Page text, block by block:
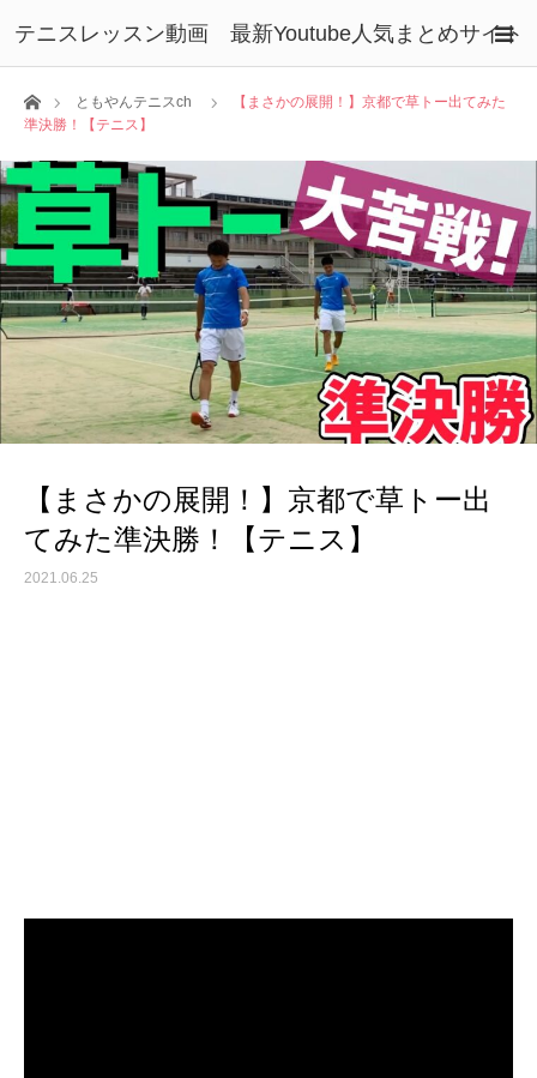
テニスレッスン動画 最新Youtube人気まとめサイト
ホームともやんテニスch
【まさかの展開！】京都で草トー出てみた
準決勝！【テニス】
【まさかの展開！】京都で草トー出
てみた準決勝！【テニス】
2021.06.25